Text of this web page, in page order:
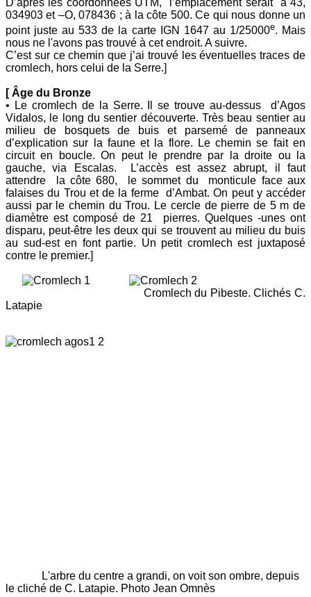
034903 et –O, 078436 ; à la côte 500. Ce qui nous donne un
point juste au 533 de la carte IGN 1647 au 1/25000e. Mais
nous ne l'avons pas trouvé à cet endroit. A suivre.
C’est sur ce chemin que j’ai trouvé les éventuelles traces de
cromlech, hors celui de la Serre.]
[ Âge du Bronze
• Le cromlech de la Serre. Il se trouve au-dessus d’Agos
Vidalos, le long du sentier découverte. Très beau sentier au
milieu de bosquets de buis et parsemé de panneaux
d’explication sur la faune et la flore. Le chemin se fait en
circuit en boucle. On peut le prendre par la droite ou la
gauche, via Escalas. L’accès est assez abrupt, il faut
attendre la côte 680, le sommet du monticule face aux
falaises du Trou et de la ferme d’Ambat. On peut y accéder
aussi par le chemin du Trou. Le cercle de pierre de 5 m de
diamètre est composé de 21 pierres. Quelques -unes ont
disparu, peut-être les deux qui se trouvent au milieu du buis
au sud-est en font partie. Un petit cromlech est juxtaposé
contre le premier.]
Cromlech du Pibeste. Clichés C.
Latapie
L'arbre du centre a grandi, on voit son ombre, depuis
le cliché de C. Latapie. Photo Jean Omnès